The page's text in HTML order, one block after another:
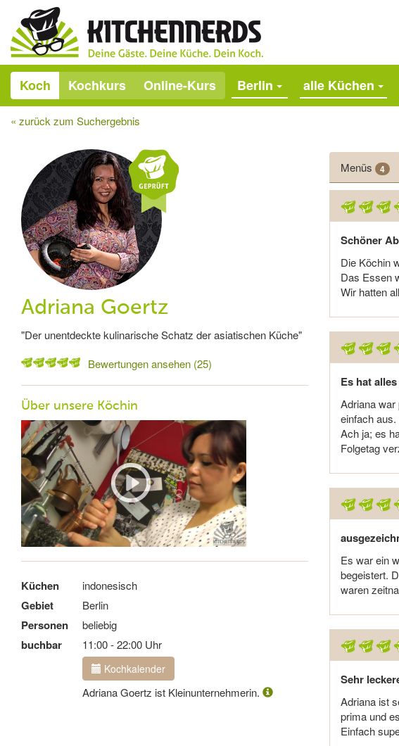
Koch Kochkurs Online-Kurs Berlin alle Küchen
« zurück zum Suchergebnis
Adriana Goertz
"Der unentdeckte kulinarische Schatz der asiatischen Küche"
Bewertungen ansehen (25)
Über unsere Köchin
Küchen indonesisch
Gebiet Berlin
Personen beliebig
buchbar 11:00 - 22:00 Uhr
Kochkalender
Adriana Goertz ist Kleinunternehmerin.
Menüs 4
Schöner
Die Köchin
Das Essen
Wir hatten
Es hat
Adriana war
einfach aus.
Ach ja; es
Folgetag
Es war ein
begeistert.
waren
Sehr
Adriana ist
prima und
Einfach